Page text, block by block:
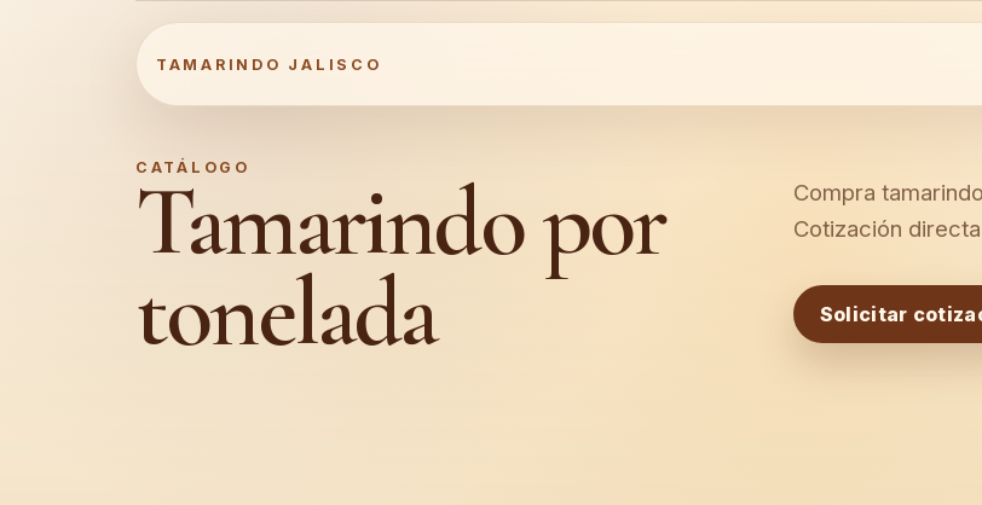
TAMARINDO JALISCO
CATÁLOGO
Tamarindo por
tonelada
Compra
Cotización
Solicitar